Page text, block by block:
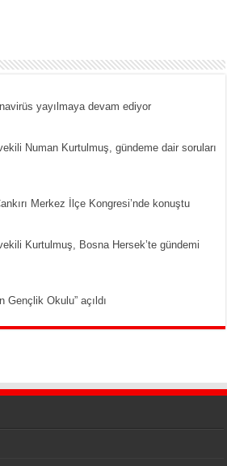
yayılmaya devam ediyor
Numan Kurtulmuş, gündeme dair soruları
Merkez İlçe Kongresi’nde konuştu
Kurtulmuş, Bosna Hersek’te gündemi
Gençlik Okulu” açıldı